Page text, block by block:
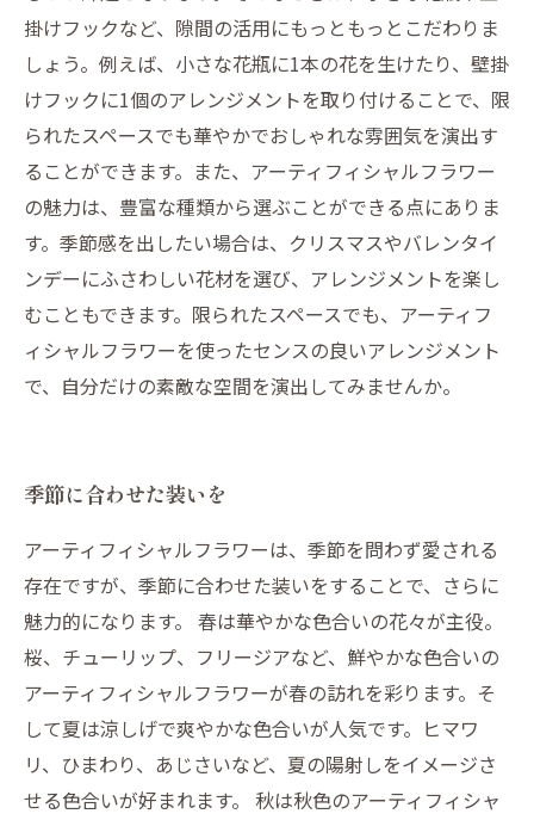
掛けフックなど、隙間の活用にもっともっとこだわりま
しょう。例えば、小さな花瓶に1本の花を生けたり、壁掛
けフックに1個のアレンジメントを取り付けることで、限
られたスペースでも華やかでおしゃれな雰囲気を演出す
ることができます。また、アーティフィシャルフラワー
の魅力は、豊富な種類から選ぶことができる点にありま
す。季節感を出したい場合は、クリスマスやバレンタイ
ンデーにふさわしい花材を選び、アレンジメントを楽し
むこともできます。限られたスペースでも、アーティフ
ィシャルフラワーを使ったセンスの良いアレンジメント
で、自分だけの素敵な空間を演出してみませんか。
季節に合わせた装いを
アーティフィシャルフラワーは、季節を問わず愛される
存在ですが、季節に合わせた装いをすることで、さらに
魅力的になります。 春は華やかな色合いの花々が主役。
桜、チューリップ、フリージアなど、鮮やかな色合いの
アーティフィシャルフラワーが春の訪れを彩ります。そ
して夏は涼しげで爽やかな色合いが人気です。ヒマワ
リ、ひまわり、あじさいなど、夏の陽射しをイメージさ
せる色合いが好まれます。 秋は秋色のアーティフィシャ